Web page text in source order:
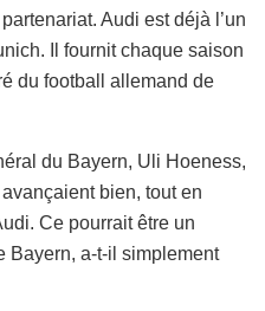
Audi est déjà l’un
Il fournit chaque saison
du football allemand de
du Bayern, Uli Hoeness,
bien, tout en
Ce pourrait être un
Bayern, a-t-il simplement